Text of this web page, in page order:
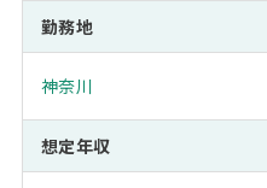
勤務地
神奈川
想定年収